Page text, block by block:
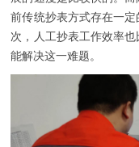
前传统抄表方式存在一
次，人工抄表工作效率
能解决这一难题。